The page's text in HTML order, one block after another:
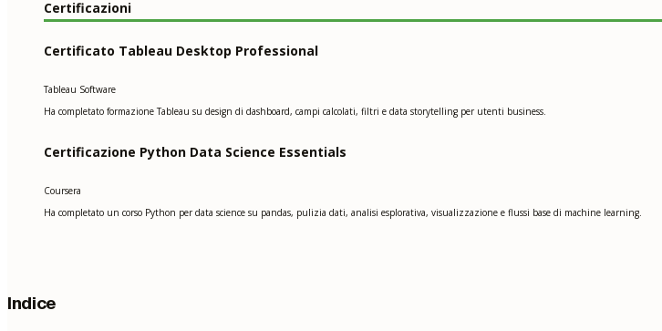
Certificazioni
Certificato Tableau Desktop Professional
Tableau Software
Ha completato formazione Tableau su design di dashboard, campi calcolati, filtri e data storytelling per utenti business.
Certificazione Python Data Science Essentials
Coursera
Ha completato un corso Python per data science su pandas, pulizia dati, analisi esplorativa, visualizzazione e flussi base di machine learning.
Indice